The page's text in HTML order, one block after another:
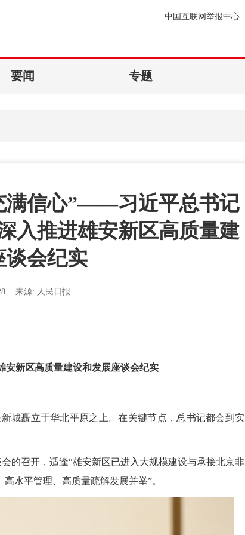
中国互联网举报中心
要闻 专题
满信心”——习近平总书记
入推进雄安新区高质量建
谈会纪实
来源: 人民日报
新区高质量建设和发展座谈会纪实
矗立于华北平原之上。在关键节点，总书记都会到实
召开，适逢“雄安新区已进入大规模建设与承接北京非
水平管理、高质量疏解发展并举”。